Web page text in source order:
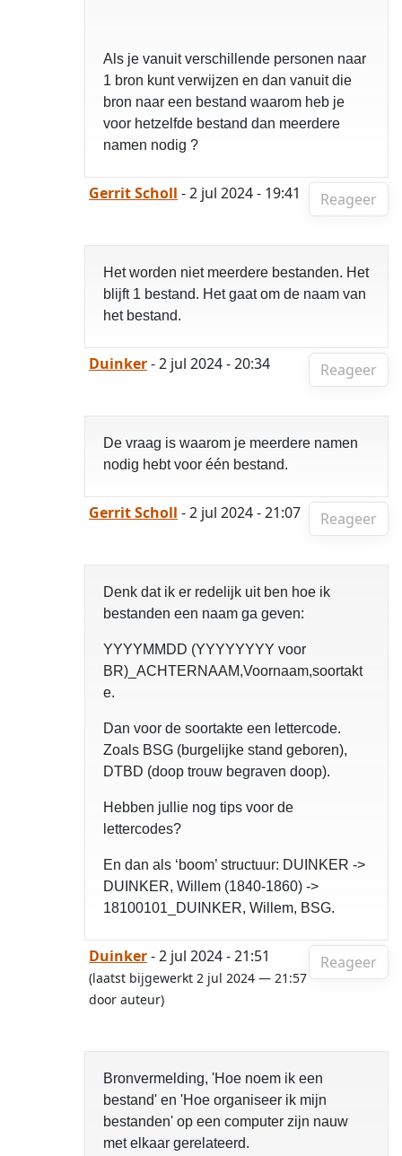
Als je vanuit verschillende personen naar
1 bron kunt verwijzen en dan vanuit die
bron naar een bestand waarom heb je
voor hetzelfde bestand dan meerdere
namen nodig ?
Reageer
Gerrit Scholl - 2 jul 2024 - 19:41
Het worden niet meerdere bestanden. Het
blijft 1 bestand. Het gaat om de naam van
het bestand.
Reageer
Duinker- 2 jul 2024 - 20:34
De vraag is waarom je meerdere namen
nodig hebt voor één bestand.
Reageer
Gerrit Scholl - 2 jul 2024 - 21:07
Denk dat ik er redelijk uit ben hoe ik
bestanden een naam ga geven:
YYYYMMDD (YYYYYYYY voor
BR)_ACHTERNAAM,Voornaam,soortakt
e.
Dan voor de soortakte een lettercode.
Zoals BSG (burgelijke stand geboren),
DTBD (doop trouw begraven doop).
Hebben jullie nog tips voor de
lettercodes?
En dan als ‘boom’ structuur: DUINKER ->
DUINKER, Willem (1840-1860) ->
18100101_DUINKER, Willem, BSG.
Reageer
Duinker- 2 jul 2024 - 21:51
(laatst bijgewerkt 2 jul 2024 — 21:57
door auteur)
Bronvermelding, 'Hoe noem ik een
bestand' en 'Hoe organiseer ik mijn
bestanden' op een computer zijn nauw
met elkaar gerelateerd.